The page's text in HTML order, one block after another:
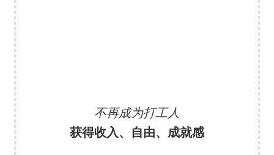
不再成为打工人
获得收入、自由、成就感